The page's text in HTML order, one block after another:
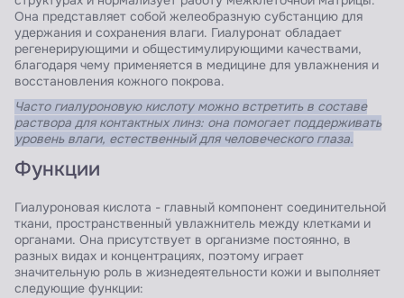
Она представляет собой желеобразную субстанцию для
удержания и сохранения влаги. Гиалуронат обладает
регенерирующими и общестимулирующими качествами,
благодаря чему применяется в медицине для увлажнения и
восстановления кожного покрова.
Часто гиалуроновую кислоту можно встретить в составе
раствора для контактных линз: она помогает поддерживать
уровень влаги, естественный для человеческого глаза.
Функции
Гиалуроновая кислота - главный компонент соединительной
ткани, пространственный увлажнитель между клетками и
органами. Она присутствует в организме постоянно, в
разных видах и концентрациях, поэтому играет
значительную роль в жизнедеятельности кожи и выполняет
следующие функции: